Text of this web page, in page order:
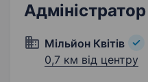
Адміністратор
Мільйон Квітів
0,7 км від центру